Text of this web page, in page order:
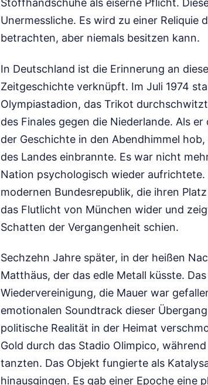
Stoffhandschuhe als eiserne Pflicht.
Unermessliche. Es wird zu einer Reliquie
betrachten, aber niemals besitzen kann.
In Deutschland ist die Erinnerung an
Zeitgeschichte verknüpft. Im Juli 1974
Olympiastadion, das Trikot
des Finales gegen die Niederlande. Als
der Geschichte in den Abendhimmel
des Landes einbrannte. Es war nicht
Nation psychologisch wieder
modernen Bundesrepublik, die ihren
das Flutlicht von München wider und
Schatten der Vergangenheit schien.
Sechzehn Jahre später, in der heißen
Matthäus, der das edle Metall küsste.
Wiedervereinigung, die Mauer war
emotionalen Soundtrack dieser
politische Realität in der Heimat
Gold durch das Stadio Olimpico,
tanzten. Das Objekt fungierte als
hinausgingen. Es gab einer Epoche eine